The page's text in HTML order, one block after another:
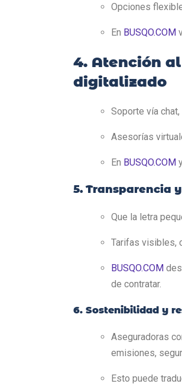
Opciones
En BUSQO.COM
4. Atención
digitalizado
Soporte vía
Asesorías
En BUSQO.COM
5. Transparencia
Que la letra
Tarifas visibles,
BUSQO.COM
de contratar.
6. Sostenibilidad y
Aseguradoras
emisiones,
Esto puede